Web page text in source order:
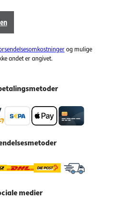
og mulige
andet er angivet.
medier